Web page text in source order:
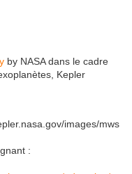
by NASA dans le cadre
Kepler
: